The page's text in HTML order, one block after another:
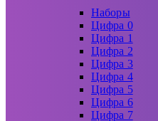
Наборы
Цифра 0
Цифра 1
Цифра 2
Цифра 3
Цифра 4
Цифра 5
Цифра 6
Цифра 7